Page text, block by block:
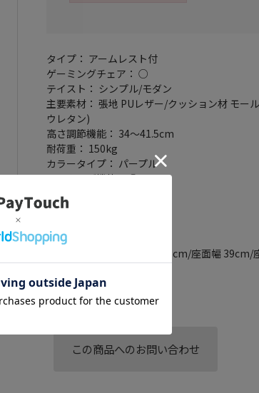
タイプ： アームレスト付
ゲーミングチェア： ○
テイスト： シンプル/モダン
主要素材： 張地 PUレザー/クッション材 モー
ウレタン)
高さ調節機能： 34～41.5cm
耐荷重： 150kg
カラータイプ： パープル
ロッキング機能： ○
ヘッドレスト： ○
ランバーサポート： ○
重量： 28kg
寸法： 椅子高さ 129～136.5cm/座面幅
もたれ高さ 95cm
座面寸法： 39x56x10cm
この商品へのお問い合わせ